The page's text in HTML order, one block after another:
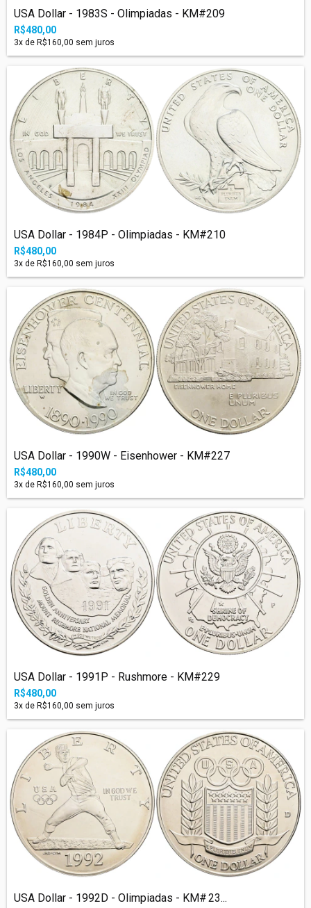
USA Dollar - 1983S - Olimpiadas - KM#209
R$480,00
3x de R$160,00 sem juros
USA Dollar - 1984P - Olimpiadas - KM#210
R$480,00
3x de R$160,00 sem juros
USA Dollar - 1990W - Eisenhower - KM#227
R$480,00
3x de R$160,00 sem juros
USA Dollar - 1991P - Rushmore - KM#229
R$480,00
3x de R$160,00 sem juros
USA Dollar - 1992D - Olimpiadas - KM# 23...